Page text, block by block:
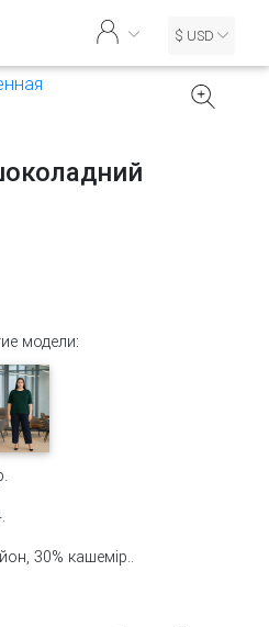
$ USD
модели:
30% кашемір..